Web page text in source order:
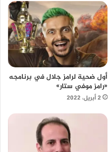
أول ضحية لرامز جلال في برنامجه
«رامز موفي ستار»
2 أبريل، 2022